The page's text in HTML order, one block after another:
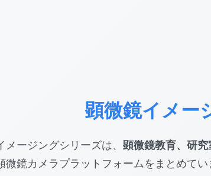
顕微鏡イメー
メージングシリーズは、 顕微鏡教育、研
微鏡カメラプラットフォームをまとめてい